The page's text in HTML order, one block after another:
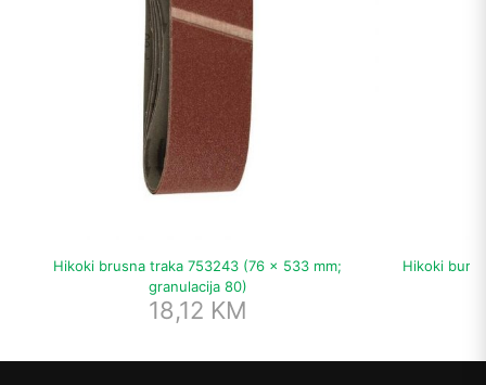
Hikoki brusna traka 753243 (76 x 533 mm;
granulacija 80)
18,12 KM
Hikoki